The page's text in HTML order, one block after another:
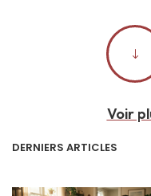
"
Voir
DERNIERS ARTICLES